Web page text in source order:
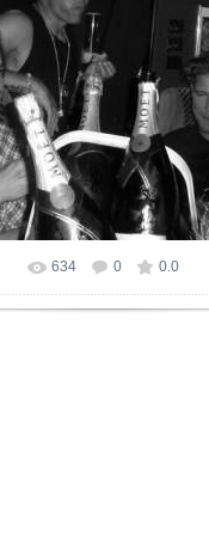
фотографии: 1000x563
634 0 0.0